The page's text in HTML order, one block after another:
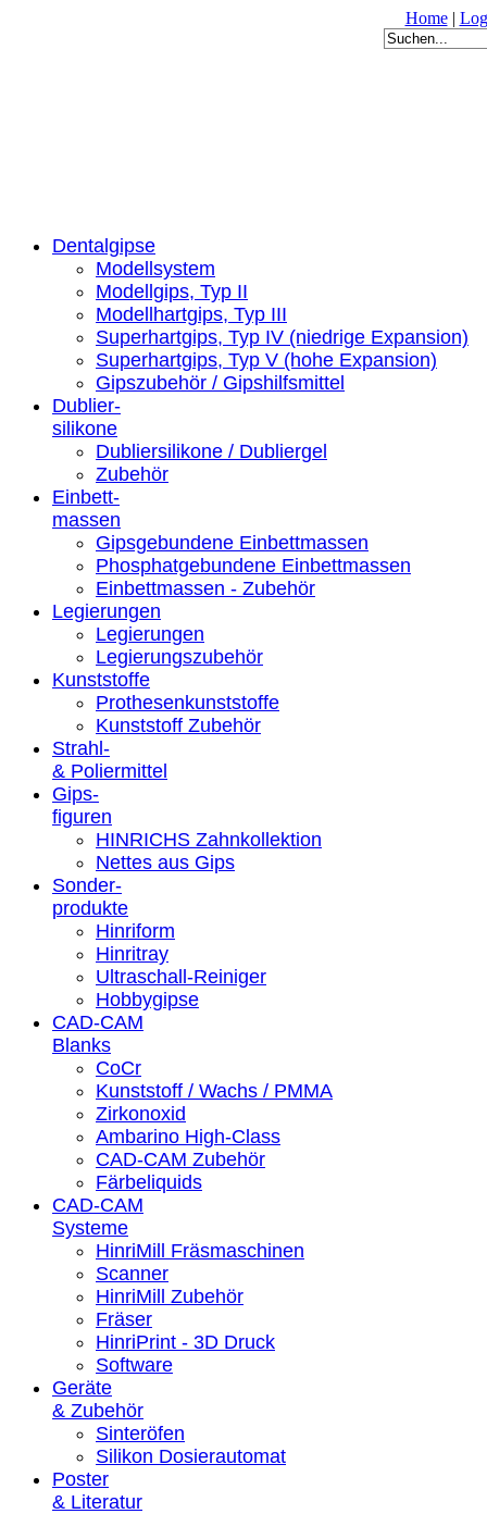
Home|
Dentalgipse
Modellsystem
Modellgips, Typ II
Modellhartgips, Typ III
Superhartgips, Typ IV (niedrige Expansion)
Superhartgips, Typ V (hohe Expansion)
Gipszubehör / Gipshilfsmittel
Dublier-
silikone
Dubliersilikone / Dubliergel
Zubehör
Einbett-
massen
Gipsgebundene Einbettmassen
Phosphatgebundene Einbettmassen
Einbettmassen - Zubehör
Legierungen
Legierungen
Legierungszubehör
Kunststoffe
Prothesenkunststoffe
Kunststoff Zubehör
Strahl-
& Poliermittel
Gips-
figuren
HINRICHS Zahnkollektion
Nettes aus Gips
Sonder-
produkte
Hinriform
Hinritray
Ultraschall-Reiniger
Hobbygipse
CAD-CAM
Blanks
CoCr
Kunststoff / Wachs / PMMA
Zirkonoxid
Ambarino High-Class
CAD-CAM Zubehör
Färbeliquids
CAD-CAM
Systeme
HinriMill Fräsmaschinen
Scanner
HinriMill Zubehör
Fräser
HinriPrint - 3D Druck
Software
Geräte
& Zubehör
Sinteröfen
Silikon Dosierautomat
Poster
& Literatur